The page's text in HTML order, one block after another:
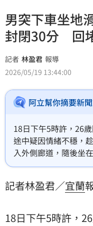
男突下車坐地
封閉30分 回
記者 林盈君 報導
2026/05/19 13:44:00
阿立幫你摘要新
18日下午5時許，26
途中疑因情緒不穩，
入外側廊道，隨後坐
理，國道公路警察獲
離。而外側車道因此
記者林盈君／宜蘭
18日下午5時許，